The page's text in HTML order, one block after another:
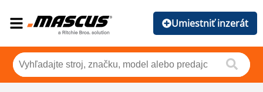
Umiestniť inzerát